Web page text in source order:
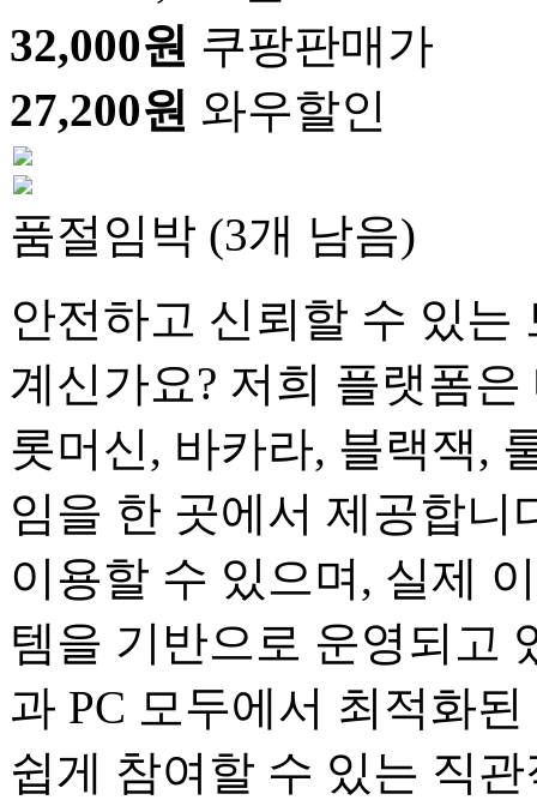
32,000원 쿠팡판매가
27,200원 와우할인
품절임박 (3개 남음)
안전하고 신뢰할 수 있는
계신가요? 저희 플랫폼
롯머신, 바카라, 블랙잭,
임을 한 곳에서 제공합니
이용할 수 있으며, 실제
템을 기반으로 운영되고
과 PC 모두에서 최적화
쉽게 참여할 수 있는 직